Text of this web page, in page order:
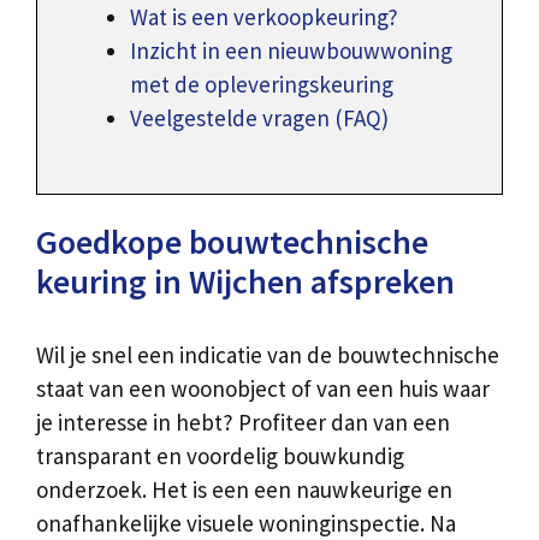
Wat is een verkoopkeuring?
Inzicht in een nieuwbouwwoning
met de opleveringskeuring
Veelgestelde vragen (FAQ)
Goedkope bouwtechnische
keuring in Wijchen afspreken
Wil je snel een indicatie van de bouwtechnische
staat van een woonobject of van een huis waar
je interesse in hebt? Profiteer dan van een
transparant en voordelig bouwkundig
onderzoek. Het is een een nauwkeurige en
onafhankelijke visuele woninginspectie. Na